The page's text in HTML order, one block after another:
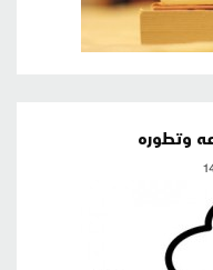
وتطوره